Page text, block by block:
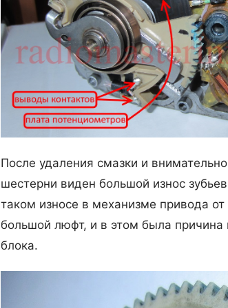
После удаления смазки и
шестерни виден большой износ
таком износе в механизме привода от
большой люфт, и в этом была причина
блока.